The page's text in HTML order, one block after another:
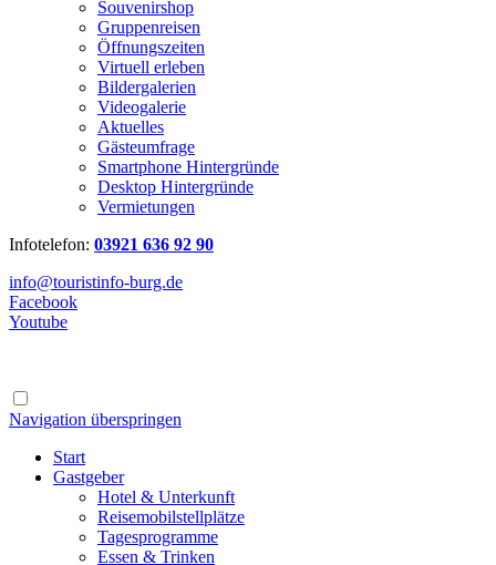
Souvenirshop
Gruppenreisen
Öffnungszeiten
Virtuell erleben
Bildergalerien
Videogalerie
Aktuelles
Gästeumfrage
Smartphone Hintergründe
Desktop Hintergründe
Vermietungen
Infotelefon: 03921 636 92 90
info@touristinfo-burg.de
Facebook
Youtube
Navigation überspringen
Start
Gastgeber
Hotel & Unterkunft
Reisemobilstellplätze
Tagesprogramme
Essen & Trinken